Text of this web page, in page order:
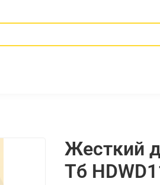
Жесткий
Тб